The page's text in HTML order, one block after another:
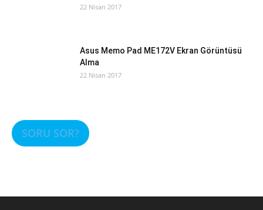
22 Nisan 2017
Asus Memo Pad ME172V Ekran Görüntüsü
Alma
22 Nisan 2017
SORU SOR?